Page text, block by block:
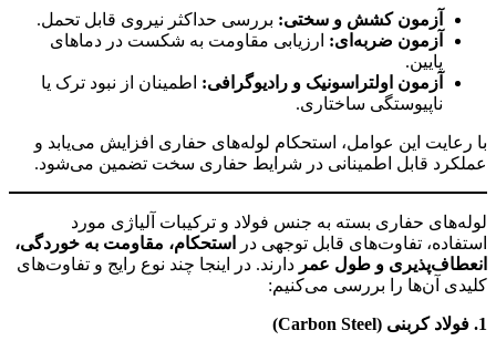
آزمون کشش و سختی: بررسی حداکثر نیروی قابل تحمل.
آزمون ضربه‌ای: ارزیابی مقاومت به شکست در دماهای
پایین.
آزمون اولتراسونیک و رادیوگرافی: اطمینان از نبود ترک یا
ناپیوستگی ساختاری.
با رعایت این عوامل، استحکام لوله‌های حفاری افزایش می‌یابد و
عملکرد قابل اطمینانی در شرایط حفاری سخت تضمین می‌شود.
لوله‌های حفاری بسته به جنس فولاد و ترکیبات آلیاژی مورد
استفاده، تفاوت‌های قابل توجهی در
استحکام، مقاومت به خوردگی،
انعطاف‌پذیری و طول عمر دارند. در اینجا چند نوع رایج و تفاوت‌های
کلیدی آن‌ها را بررسی می‌کنیم:
1. فولاد کربنی (Carbon Steel)